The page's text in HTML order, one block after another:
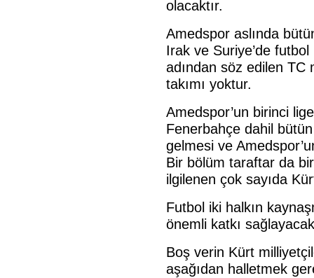
olacaktır.
Amedspor aslında
Irak ve Suriye’de
adından söz edilen TC
takımı yoktur.
Amedspor’un birinci
Fenerbahçe dahil
gelmesi ve
Bir bölüm taraftar da
ilgilenen çok sayıda
Futbol iki halkın
önemli katkı
Boş verin Kürt
aşağıdan halletmek